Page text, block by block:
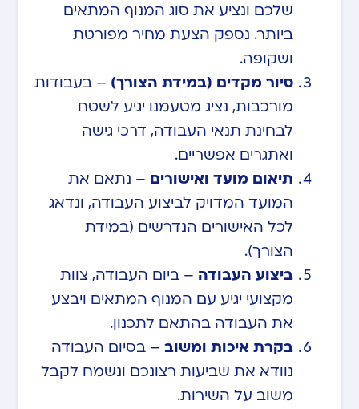
שלכם ונציע את סוג המנוף המתאים
ביותר. נספק הצעת מחיר מפורטת
ושקופה.
סיור מקדים (במידת הצורך) – בעבודות
מורכבות, נציג מטעמנו יגיע לשטח
לבחינת תנאי העבודה, דרכי גישה
ואתגרים אפשריים.
תיאום מועד ואישורים – נתאם את
המועד המדויק לביצוע העבודה, ונדאג
לכל האישורים הנדרשים (במידת
הצורך).
ביצוע העבודה – ביום העבודה, צוות
מקצועי יגיע עם המנוף המתאים ויבצע
את העבודה בהתאם לתכנון.
בקרת איכות ומשוב – בסיום העבודה
נוודא את שביעות רצונכם ונשמח לקבל
משוב על השירות.